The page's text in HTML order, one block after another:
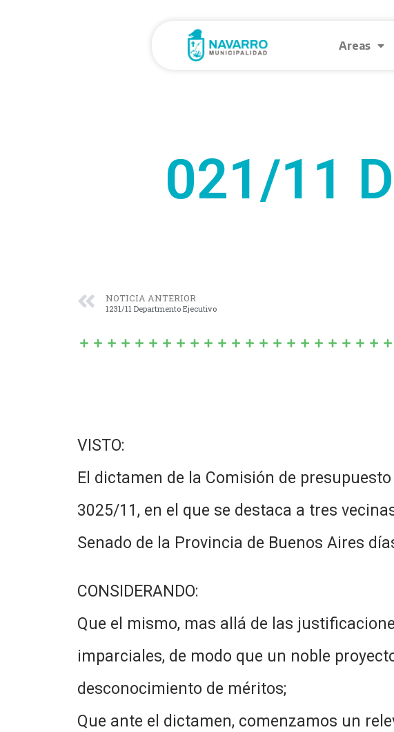
Areas
021/11
NOTICIA ANTERIOR
1231/11 Departmento Ejecutivo
VISTO:
El dictamen de la Comisión de
3025/11, en el que se destaca a tres
Senado de la Provincia de Buenos Aires
CONSIDERANDO:
Que el mismo, mas allá de las
imparciales, de modo que un noble
desconocimiento de méritos;
Que ante el dictamen, comenzamos un